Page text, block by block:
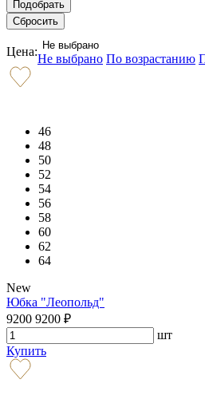
Цена: Не выбрано
Не выбрано По возрастанию
46
48
50
52
54
56
58
60
62
64
New
Юбка "Леопольд"
9200 9200 ₽
шт
Купить